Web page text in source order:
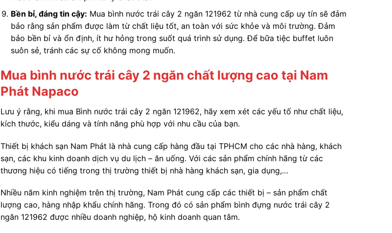
Bền bỉ, đáng tin cậy: Mua bình nước trái cây 2 ngăn 121962 từ nhà cung cấp uy tín sẽ đảm
bảo rằng sản phẩm được làm từ chất liệu tốt, an toàn với sức khỏe và môi trường. Đảm
bảo bền bỉ và ổn định, ít hư hỏng trong suốt quá trình sử dụng. Để bữa tiệc buffet luôn
suôn sẻ, tránh các sự cố không mong muốn.
Mua bình nước trái cây 2 ngăn chất lượng cao tại Nam
Phát Napaco
Lưu ý rằng, khi mua Bình nước trái cây 2 ngăn 121962, hãy xem xét các yếu tố như chất liệu,
kích thước, kiểu dáng và tính năng phù hợp với nhu cầu của bạn.
Thiết bị khách sạn Nam Phát là nhà cung cấp hàng đầu tại TPHCM cho các nhà hàng, khách
sạn, các khu kinh doanh dịch vụ du lịch – ăn uống. Với các sản phẩm chính hãng từ các
thương hiệu có tiếng trong thị trường thiết bị nhà hàng khách sạn, gia dụng,…
Nhiều năm kinh nghiệm trên thị trường, Nam Phát cung cấp các thiết bị – sản phẩm chất
lượng cao, hàng nhập khẩu chính hãng. Trong đó có sản phẩm bình đựng nước trái cây 2
ngăn 121962 được nhiều doanh nghiệp, hộ kinh doanh quan tâm.